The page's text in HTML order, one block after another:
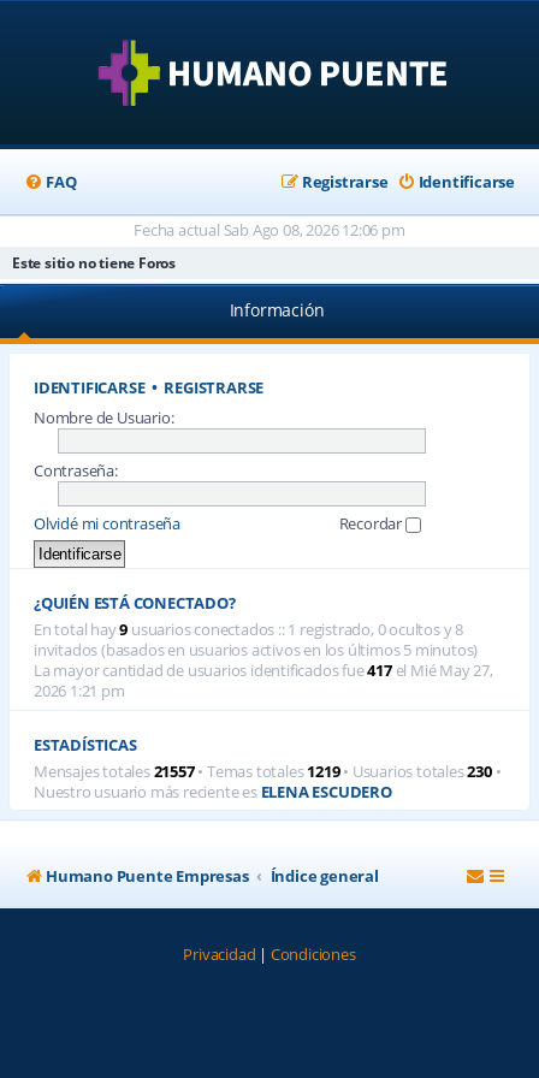
FAQ Identificarse
Registrarse
Fecha actual Sab Ago 08, 2026 12:06 pm
Este sitio no tiene Foros
Información
IDENTIFICARSE• REGISTRARSE
Nombre de Usuario:
Contraseña:
Olvidé mi contraseña Recordar
¿QUIÉN ESTÁ CONECTADO?
En total hay9 usuarios conectados :: 1 registrado, 0 ocultos y 8
invitados (basados en usuarios activos en los últimos 5 minutos)
La mayor cantidad de usuarios identificados fue417el Mié May 27,
2026 1:21 pm
ESTADÍSTICAS
Mensajes totales21557• Temas totales1219• Usuarios totales230•
Nuestro usuario más reciente es ELENA ESCUDERO
Humano Puente Empresas Índice general
Privacidad | Condiciones